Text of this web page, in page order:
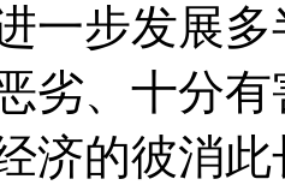
一步发展
劣、十分
济的彼消